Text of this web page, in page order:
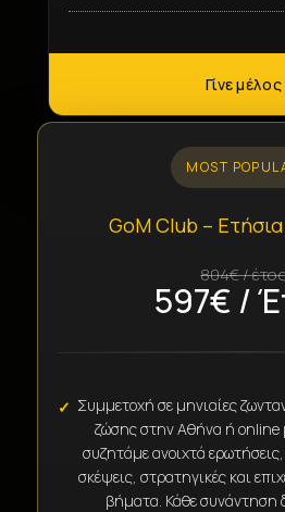
Γίνε μέλος
MOST
GoM Club –
597€ /
Συμμετοχή σε μηνιαίες
ζώσης στην Αθήνα ή online
συζητάμε ανοιχτά
σκέψεις, στρατηγικές και
βήματα. Κάθε συνάντηση